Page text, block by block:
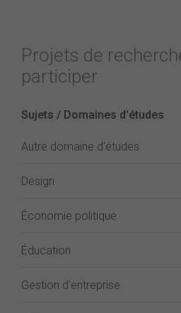
Projets de
participer
Sujets / Domaines d'études
Autre domaine d'études
Design
Économie politique
Éducation
Gestion d'entreprise